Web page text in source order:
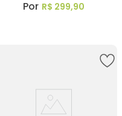
R$ 299,90